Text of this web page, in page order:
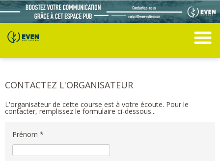
CONTACTEZ L'ORGANISATEUR
L'organisateur de cette course est à votre écoute. Pour le
contacter, remplissez le formulaire ci-dessous...
Prénom *